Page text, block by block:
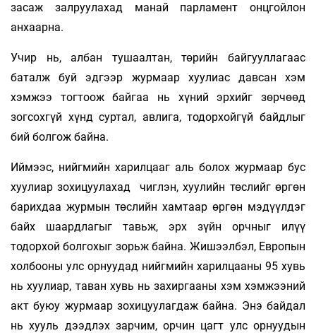
засаж залруулахад манай парламент онцгойлон
анхаарна.
Учир нь, албан тушаалтан, төрийн байгууллагаас
баталж буй эдгээр журмаар хуулиас давсан хэм
хэмжээ тогтоож байгаа нь хүний эрхийг зөрчөөд
зогсохгүй хүнд суртал, авлига, тодорхойгүй байдлыг
бий болгож байна.
Иймээс, нийгмийн харилцааг аль болох журмаар бус
хуулиар зохицуулахад чиглэн, хуулийн төслийг өргөн
барихдаа журмын төслийн хамтаар өргөн мэдүүлдэг
байх шаардлагыг тавьж, эрх зүйн орчныг илүү
тодорхой болгохыг зорьж байна. Жишээлбэл, Европын
холбооны улс орнуудад нийгмийн харилцааны 95 хувь
нь хуулиар, таван хувь нь захиргааны хэм хэмжээний
акт буюу журмаар зохицуулагдаж байна. Энэ байдал
нь хууль дээдлэх зарчим, орчин цагт улс орнуудын